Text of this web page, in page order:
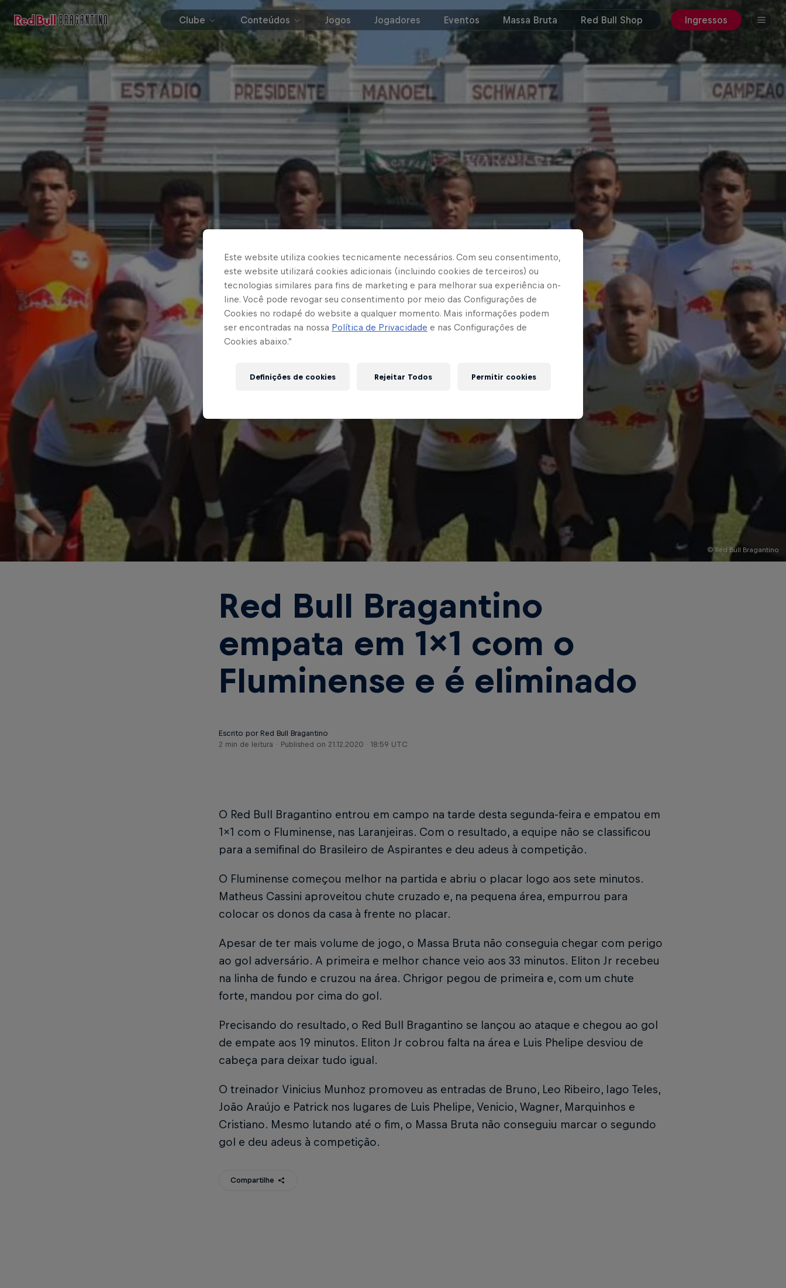
Clube Conteúdos Jogos Jogadores Eventos Massa Bruta Red Bull Shop Ingressos
© Red Bull Bragantino
Red Bull Bragantino
empata em 1x1 com o
Fluminense e é eliminado
Escrito por Red Bull Bragantino
2 min de leitura
Published on 21.12.2020 · 18:59 UTC
O Red Bull Bragantino entrou em campo na tarde desta segunda-feira e empatou em
1x1 com o Fluminense, nas Laranjeiras. Com o resultado, a equipe não se classificou
para a semifinal do Brasileiro de Aspirantes e deu adeus à competição.
O Fluminense começou melhor na partida e abriu o placar logo aos sete minutos.
Matheus Cassini aproveitou chute cruzado e, na pequena área, empurrou para
colocar os donos da casa à frente no placar.
Apesar de ter mais volume de jogo, o Massa Bruta não conseguia chegar com perigo
ao gol adversário. A primeira e melhor chance veio aos 33 minutos. Eliton Jr recebeu
na linha de fundo e cruzou na área. Chrigor pegou de primeira e, com um chute
forte, mandou por cima do gol.
Precisando do resultado, o Red Bull Bragantino se lançou ao ataque e chegou ao gol
de empate aos 19 minutos. Eliton Jr cobrou falta na área e Luis Phelipe desviou de
cabeça para deixar tudo igual.
O treinador Vinicius Munhoz promoveu as entradas de Bruno, Leo Ribeiro, Iago Teles,
João Araújo e Patrick nos lugares de Luis Phelipe, Venicio, Wagner, Marquinhos e
Cristiano. Mesmo lutando até o fim, o Massa Bruta não conseguiu marcar o segundo
gol e deu adeus à competição.
Compartilhe
Este website utiliza cookies tecnicamente necessários. Com seu consentimento,
este website utilizará cookies adicionais (incluindo cookies de terceiros) ou
tecnologias similares para fins de marketing e para melhorar sua experiência on-
line. Você pode revogar seu consentimento por meio das Configurações de
Cookies no rodapé do website a qualquer momento. Mais informações podem
ser encontradas na nossa Política de Privacidade e nas Configurações de
Cookies abaixo.”
Definições de cookies Rejeitar Todos Permitir cookies